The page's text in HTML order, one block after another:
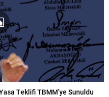
Teklifi TBMM’ye Sunuldu